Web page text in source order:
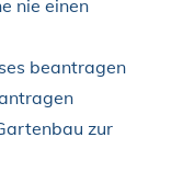
nie einen
beantragen
zur